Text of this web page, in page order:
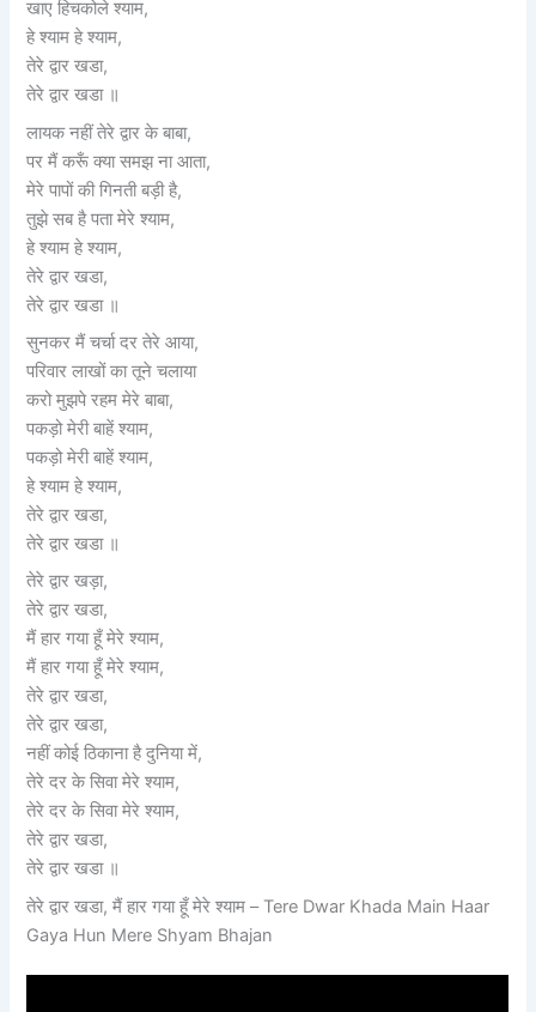
खाए हिचकोले श्याम,
हे श्याम हे श्याम,
तेरे द्वार खडा,
तेरे द्वार खडा ॥
लायक नहीं तेरे द्वार के बाबा,
पर मैं करूँ क्या समझ ना आता,
मेरे पापों की गिनती बड़ी है,
तुझे सब है पता मेरे श्याम,
हे श्याम हे श्याम,
तेरे द्वार खडा,
तेरे द्वार खडा ॥
सुनकर मैं चर्चा दर तेरे आया,
परिवार लाखों का तूने चलाया
करो मुझपे रहम मेरे बाबा,
पकड़ो मेरी बाहें श्याम,
पकड़ो मेरी बाहें श्याम,
हे श्याम हे श्याम,
तेरे द्वार खडा,
तेरे द्वार खडा ॥
तेरे द्वार खड़ा,
तेरे द्वार खडा,
मैं हार गया हूँ मेरे श्याम,
मैं हार गया हूँ मेरे श्याम,
तेरे द्वार खडा,
तेरे द्वार खडा,
नहीं कोई ठिकाना है दुनिया में,
तेरे दर के सिवा मेरे श्याम,
तेरे दर के सिवा मेरे श्याम,
तेरे द्वार खडा,
तेरे द्वार खडा ॥
तेरे द्वार खडा, मैं हार गया हूँ मेरे श्याम – Tere Dwar Khada Main Haar
Gaya Hun Mere Shyam Bhajan